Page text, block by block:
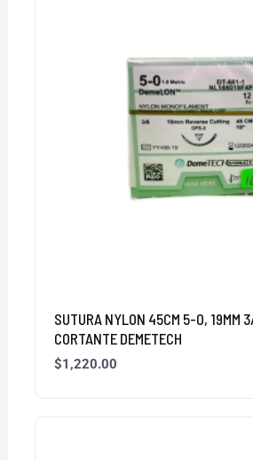
SUTURA NYLON 45CM 5-0, 19MM
CORTANTE DEMETECH
$1,220.00